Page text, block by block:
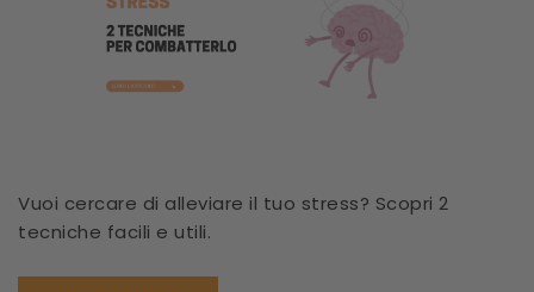
Vuoi cercare di alleviare il tuo stress? Scopri 2
tecniche facili e utili.